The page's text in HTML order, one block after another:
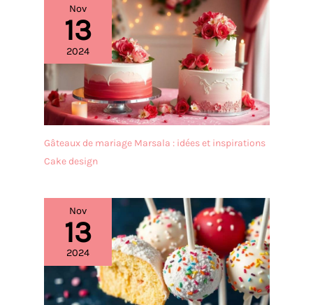
Nov
13
2024
Gâteaux de mariage Marsala : idées et inspirations
Cake design
Nov
13
2024